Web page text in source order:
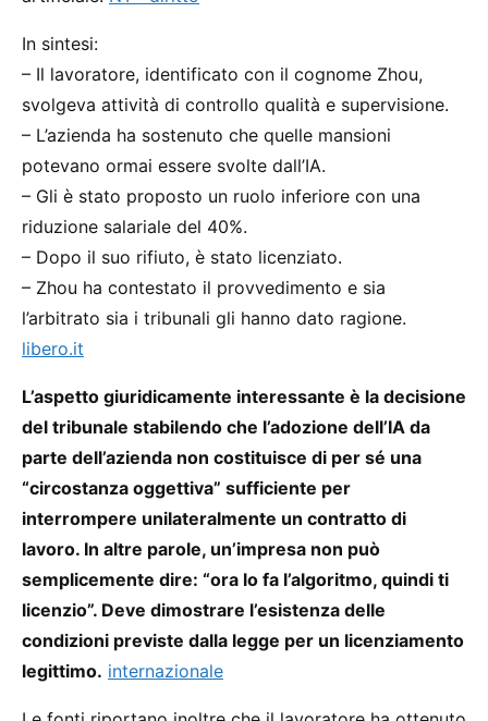
In sintesi:
– Il lavoratore, identificato con il cognome Zhou,
svolgeva attività di controllo qualità e supervisione.
– L’azienda ha sostenuto che quelle mansioni
potevano ormai essere svolte dall’IA.
– Gli è stato proposto un ruolo inferiore con una
riduzione salariale del 40%.
– Dopo il suo rifiuto, è stato licenziato.
– Zhou ha contestato il provvedimento e sia
l’arbitrato sia i tribunali gli hanno dato ragione.
libero.it
L’aspetto giuridicamente interessante è la decisione
del tribunale stabilendo che l’adozione dell’IA da
parte dell’azienda non costituisce di per sé una
“circostanza oggettiva” sufficiente per
interrompere unilateralmente un contratto di
lavoro. In altre parole, un’impresa non può
semplicemente dire: “ora lo fa l’algoritmo, quindi ti
licenzio”. Deve dimostrare l’esistenza delle
condizioni previste dalla legge per un licenziamento
legittimo. internazionale